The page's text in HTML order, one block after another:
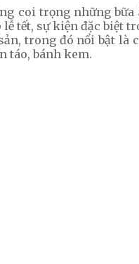
coi trọng những bữa
tết, sự kiện đặc biệt
trong đó nổi bật là
táo, bánh kem.